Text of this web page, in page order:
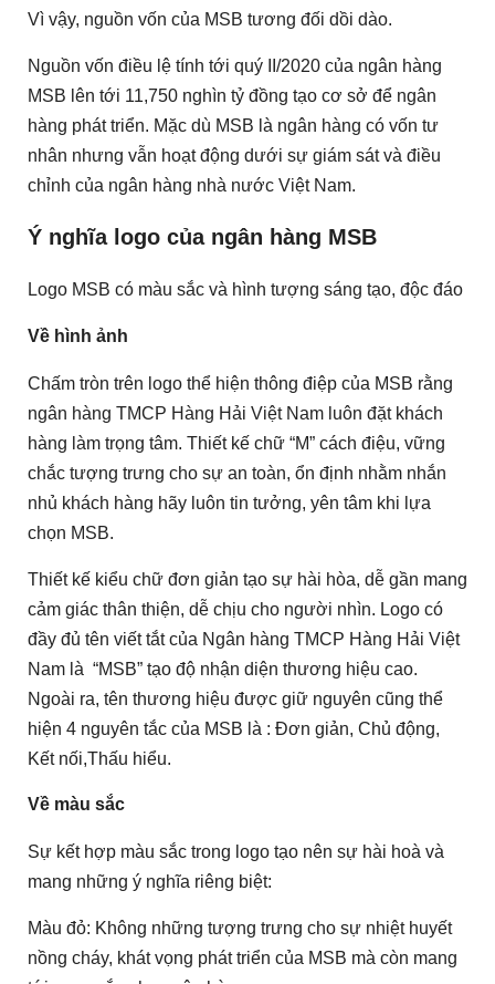
Vì vậy, nguồn vốn của MSB tương đối dồi dào.
Nguồn vốn điều lệ tính tới quý II/2020 của ngân hàng
MSB lên tới 11,750 nghìn tỷ đồng tạo cơ sở để ngân
hàng phát triển. Mặc dù MSB là ngân hàng có vốn tư
nhân nhưng vẫn hoạt động dưới sự giám sát và điều
chỉnh của ngân hàng nhà nước Việt Nam.
Ý nghĩa logo của ngân hàng MSB
Logo MSB có màu sắc và hình tượng sáng tạo, độc đáo
Về hình ảnh
Chấm tròn trên logo thể hiện thông điệp của MSB rằng
ngân hàng TMCP Hàng Hải Việt Nam luôn đặt khách
hàng làm trọng tâm. Thiết kế chữ “M” cách điệu, vững
chắc tượng trưng cho sự an toàn, ổn định nhằm nhắn
nhủ khách hàng hãy luôn tin tưởng, yên tâm khi lựa
chọn MSB.
Thiết kế kiểu chữ đơn giản tạo sự hài hòa, dễ gần mang
cảm giác thân thiện, dễ chịu cho người nhìn. Logo có
đầy đủ tên viết tắt của Ngân hàng TMCP Hàng Hải Việt
Nam là “MSB” tạo độ nhận diện thương hiệu cao.
Ngoài ra, tên thương hiệu được giữ nguyên cũng thể
hiện 4 nguyên tắc của MSB là : Đơn giản, Chủ động,
Kết nối,Thấu hiểu.
Về màu sắc
Sự kết hợp màu sắc trong logo tạo nên sự hài hoà và
mang những ý nghĩa riêng biệt:
Màu đỏ: Không những tượng trưng cho sự nhiệt huyết
nồng cháy, khát vọng phát triển của MSB mà còn mang